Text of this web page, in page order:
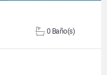
0 Baño(s)